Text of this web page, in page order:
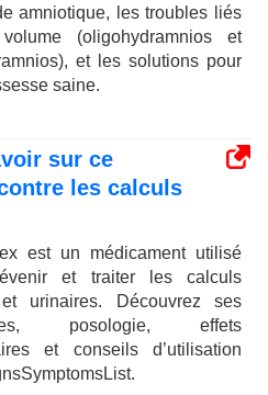
amniotique, les troubles liés
(oligohydramnios et
et les solutions pour
saine.
sur ce
les calculs
est un médicament utilisé
et traiter les calculs
urinaires. Découvrez ses
posologie, effets
et conseils d’utilisation